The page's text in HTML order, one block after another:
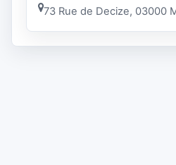
73 Rue de Decize, 03000